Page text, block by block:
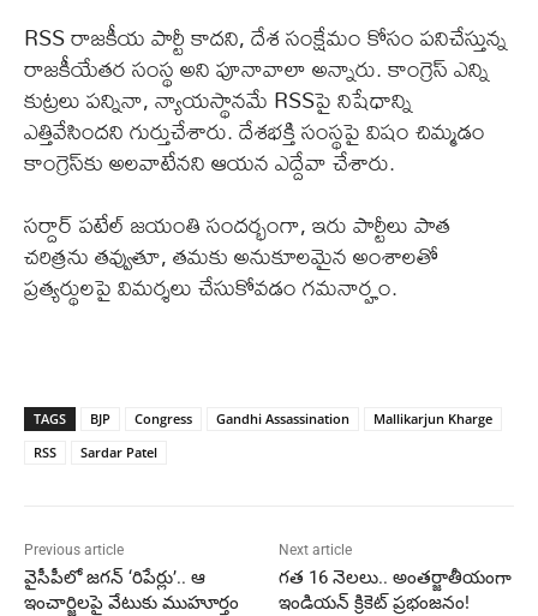
RSS రాజకీయ పార్టీ కాదని, దేశ సంక్షేమం కోసం పనిచేస్తున్న
రాజకీయేతర సంస్థ అని పూనావాలా అన్నారు. కాంగ్రెస్ ఎన్ని
కుట్రలు పన్నినా, న్యాయస్థానమే RSSపై నిషేధాన్ని
ఎత్తివేసిందని గుర్తుచేశారు. దేశభక్తి సంస్థపై విషం చిమ్మడం
కాంగ్రెస్‌కు అలవాటేనని ఆయన ఎద్దేవా చేశారు.
సర్దార్ పటేల్ జయంతి సందర్భంగా, ఇరు పార్టీలు పాత
చరిత్రను తవ్వుతూ, తమకు అనుకూలమైన అంశాలతో
ప్రత్యర్థులపై విమర్శలు చేసుకోవడం గమనార్హం.
TAGS BJP Congress Gandhi Assassination
Mallikarjun Kharge
RSS
Sardar Patel
Previous article
వైసీపీలో జగన్ ‘రిపేర్లు’.. ఆ
ఇంచార్జిలపై వేటుకు ముహూర్తం
Next article
గత 16 నెలలు.. అంతర్జాతీయంగా
ఇండియన్ క్రికెట్ ప్రభంజనం!